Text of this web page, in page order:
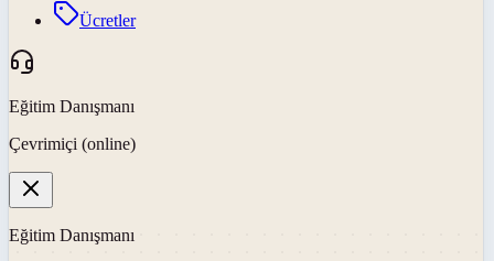
Ücretler
Eğitim Danışmanı
Çevrimiçi (online)
Eğitim Danışmanı